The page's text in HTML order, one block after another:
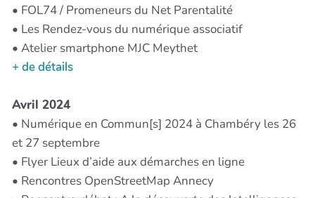
• FOL74 / Promeneurs du Net Parentalité
• Les Rendez-vous du numérique associatif
• Atelier smartphone MJC Meythet
+ de détails
Avril 2024
• Numérique en Commun[s] 2024 à Chambéry les 26
et 27 septembre
• Flyer Lieux d’aide aux démarches en ligne
• Rencontres OpenStreetMap Annecy